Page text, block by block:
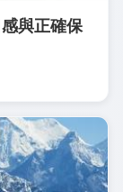
與正確保